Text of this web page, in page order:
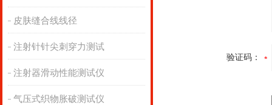
皮肤缝合线线径
注射针针尖刺穿力测试
注射器滑动性能测试仪
气压式织物胀破测试仪
验证码：